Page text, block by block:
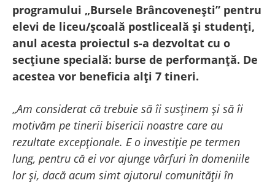
programului „Bursele Brâncovenești” pentru
elevi de liceu/școală postliceală și studenți,
anul acesta proiectul s-a dezvoltat cu o
secțiune specială: burse de performanță. De
acestea vor beneficia alți 7 tineri.
„Am considerat că trebuie să îi susținem și să îi
motivăm pe tinerii bisericii noastre care au
rezultate excepționale. E o investiție pe termen
lung, pentru că ei vor ajunge vârfuri în domeniile
lor și, dacă acum simt ajutorul comunității în